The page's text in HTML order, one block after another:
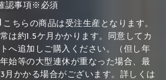
認事項※必須
こちらの商品は受注生産となります。
は約1.5ケ月かかります。同意してカ
へ追加しご購入ください。（但し年
始等の大型連休が重なった場合、最
月かかる場合がございます。詳しくは